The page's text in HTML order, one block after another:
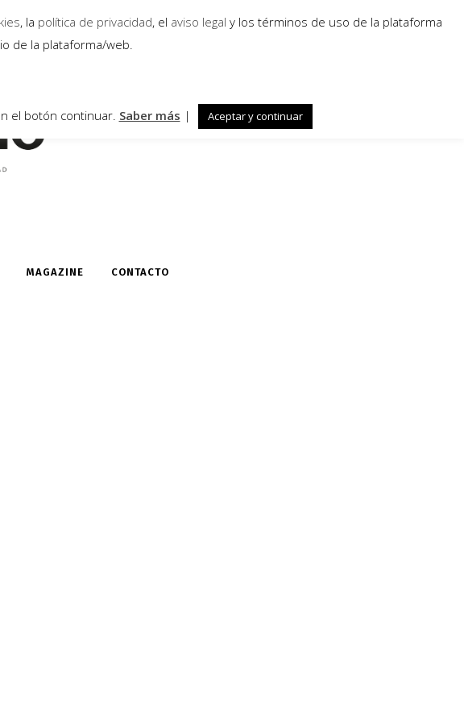
MAGAZINE CONTACTO
, la política de privacidad, el aviso legal y los términos de uso de la plataforma
de la plataforma/web.
el botón continuar. Saber más | Aceptar y continuar